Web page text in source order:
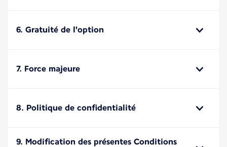
6. Gratuité de l'option
7. Force majeure
8. Politique de confidentialité
9. Modification des présentes Conditions